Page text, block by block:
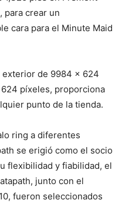
para crear un
cara para el Minute Maid
exterior de 9984 x 624
píxeles, proporciona
punto de la tienda.
ring a diferentes
se erigió como el socio
flexibilidad y fiabilidad, el
junto con el
fueron seleccionados